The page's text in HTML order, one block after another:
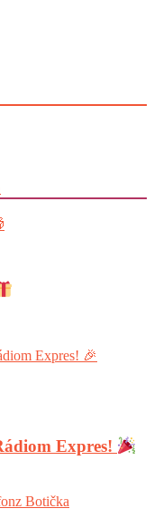
Expres!
Botička